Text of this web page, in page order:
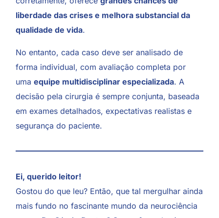
liberdade das crises e melhora substancial da
qualidade de vida.
No entanto, cada caso deve ser analisado de
forma individual, com avaliação completa por
umaequipe multidisciplinar especializada. A
decisão pela cirurgia é sempre conjunta, baseada
em exames detalhados, expectativas realistas e
segurança do paciente.
Ei, querido leitor!
Gostou do que leu? Então, que tal mergulhar ainda
mais fundo no fascinante mundo da neurociência